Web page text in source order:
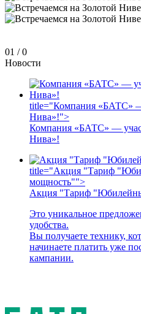
01 /0
Новости
title="Компания «БАТС» —
Нива»!">
Компания «БАТС» —
Нива»!
title="Акция "Тариф
мощность"">
Акция "Тариф
Это уникальное
удобства.
Вы получаете технику,
начинаете платить уже
кампании.